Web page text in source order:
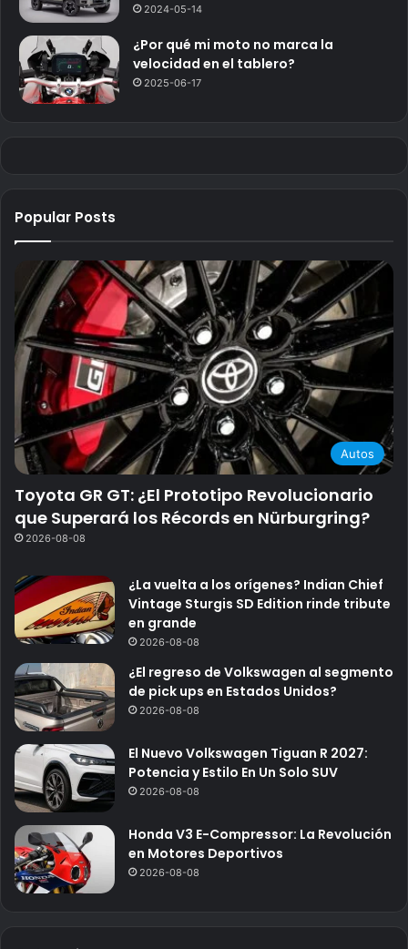
2024-05-14
¿Por qué mi moto no marca la
velocidad en el tablero?
2025-06-17
Popular Posts
Autos
Toyota GR GT: ¿El Prototipo Revolucionario
que Superará los Récords en Nürburgring?
2026-08-08
¿La vuelta a los orígenes? Indian Chief
Vintage Sturgis SD Edition rinde tribute
en grande
2026-08-08
¿El regreso de Volkswagen al segmento
de pick ups en Estados Unidos?
2026-08-08
El Nuevo Volkswagen Tiguan R 2027:
Potencia y Estilo En Un Solo SUV
2026-08-08
Honda V3 E-Compressor: La Revolución
en Motores Deportivos
2026-08-08